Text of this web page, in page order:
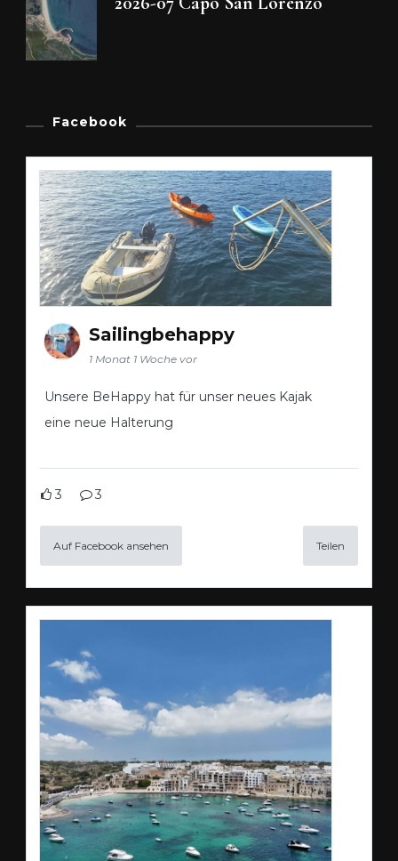
Facebook
Sailingbehappy
1 Monat 1 Woche vor
Unsere BeHappy hat für unser neues Kajak
eine neue Halterung
3 3
Auf Facebook ansehen Teilen